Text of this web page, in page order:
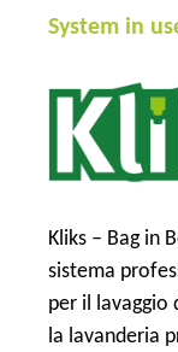
System in
Kliks – Bag in
sistema
per il lavaggio
la lavanderia